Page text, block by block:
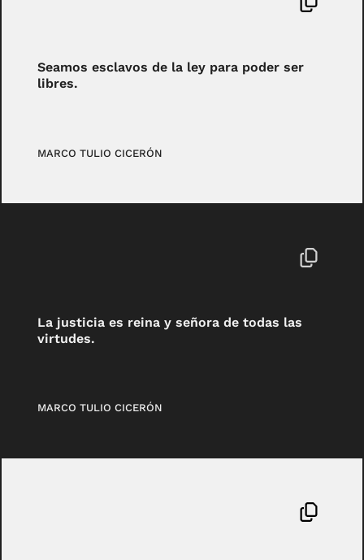
Seamos esclavos de la ley para poder ser
libres.
MARCO TULIO CICERÓN
La justicia es reina y señora de todas las
virtudes.
MARCO TULIO CICERÓN